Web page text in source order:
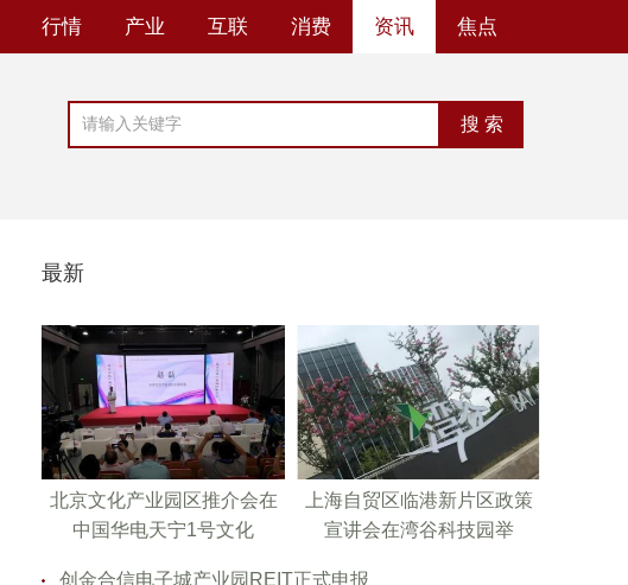
行情 产业 互联 消费 资讯 焦点
最新
北京文化产业园区推介会在
中国华电天宁1号文化
上海自贸区临港新片区政策
宣讲会在湾谷科技园举
创金合信电子城产业园REIT正式申报